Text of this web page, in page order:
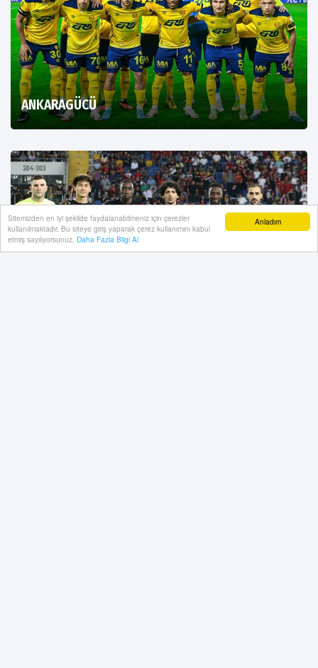
Anladım
Sitemizden en iyi şekilde faydalanabilmeniz için çerezler
kullanılmaktadır. Bu siteye giriş yaparak çerez kullanımını kabul
etmiş sayılıyorsunuz. Daha Fazla Bilgi Al
ANKARAGÜCÜ